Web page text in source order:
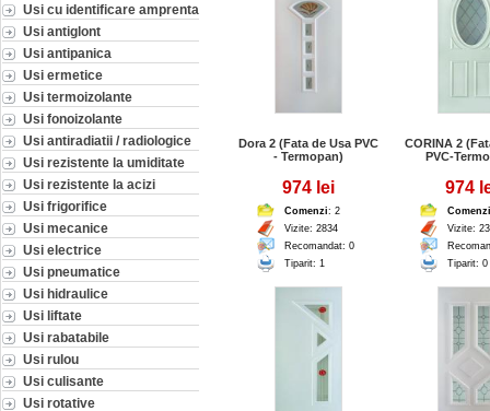
Usi cu identificare amprenta
Usi antiglont
Usi antipanica
Usi ermetice
Usi termoizolante
Usi fonoizolante
Usi antiradiatii / radiologice
Usi rezistente la umiditate
Usi rezistente la acizi
Usi frigorifice
Usi mecanice
Usi electrice
Usi pneumatice
Usi hidraulice
Usi liftate
Usi rabatabile
Usi rulou
Usi culisante
Usi rotative
Dora 2 (Fata de Usa PVC
- Termopan)
974 lei
Comenzi: 2
Vizite: 2834
Recomandat: 0
Tiparit: 1
CORINA 2
PVC-
974
Comenzi
Vizite:
Tiparit: 0